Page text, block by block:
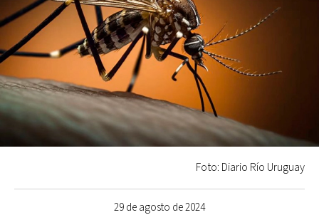
29 de agosto de 2024
Foto: Diario Río Uruguay